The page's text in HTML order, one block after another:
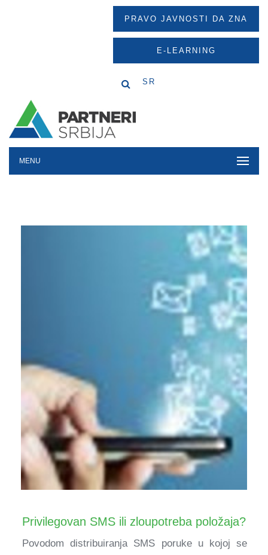
PRAVO JAVNOSTI DA ZNA
E-LEARNING
SR
MENU
Privilegovan SMS ili zloupotreba položaja?
Povodom distribuiranja SMS poruke u kojoj se